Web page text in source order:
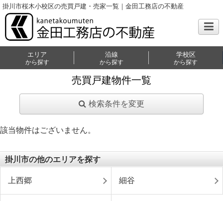
掛川市桜木小校区の売買戸建・売家一覧｜金田工務店の不動産
エリア
から探す
沿線
から探す
学校区
から探す
売買戸建物件一覧
検索条件を変更
該当物件はございません。
掛川市の他のエリアを探す
上西郷 細谷